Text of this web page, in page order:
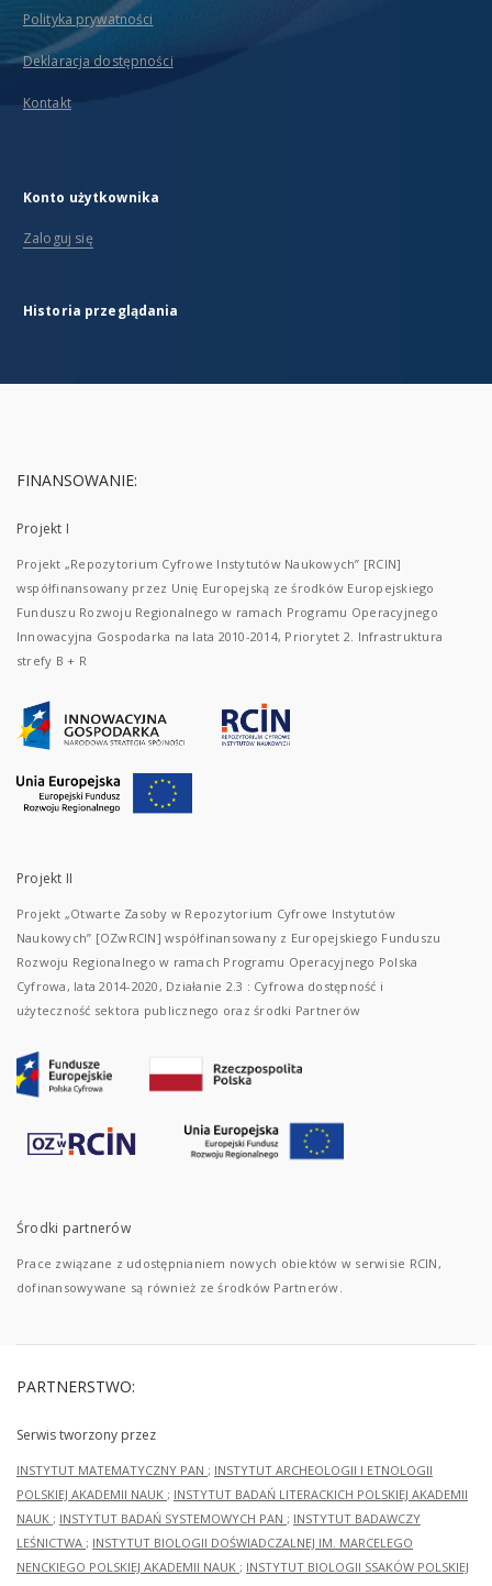
Polityka prywatności
Deklaracja dostępności
Kontakt
Konto użytkownika
Zaloguj się
Historia przeglądania
FINANSOWANIE:
Projekt I
Projekt „Repozytorium Cyfrowe Instytutów Naukowych” [RCIN]
współfinansowany przez Unię Europejską ze środków Europejskiego
Funduszu Rozwoju Regionalnego w ramach Programu Operacyjnego
Innowacyjna Gospodarka na lata 2010-2014, Priorytet 2. Infrastruktura
strefy B + R
Projekt II
Projekt „Otwarte Zasoby w Repozytorium Cyfrowe Instytutów
Naukowych” [OZwRCIN] współfinansowany z Europejskiego Funduszu
Rozwoju Regionalnego w ramach Programu Operacyjnego Polska
Cyfrowa, lata 2014-2020, Działanie 2.3 : Cyfrowa dostępność i
użyteczność sektora publicznego oraz środki Partnerów
Środki partnerów
Prace związane z udostępnianiem nowych obiektów w serwisie RCIN,
dofinansowywane są również ze środków Partnerów.
PARTNERSTWO:
Serwis tworzony przez
INSTYTUT MATEMATYCZNY PAN ; INSTYTUT ARCHEOLOGII I ETNOLOGII
POLSKIEJ AKADEMII NAUK ; INSTYTUT BADAŃ LITERACKICH POLSKIEJ AKADEMII
NAUK ; INSTYTUT BADAŃ SYSTEMOWYCH PAN ; INSTYTUT BADAWCZY
LEŚNICTWA ; INSTYTUT BIOLOGII DOŚWIADCZALNEJ IM. MARCELEGO
NENCKIEGO POLSKIEJ AKADEMII NAUK ; INSTYTUT BIOLOGII SSAKÓW POLSKIEJ